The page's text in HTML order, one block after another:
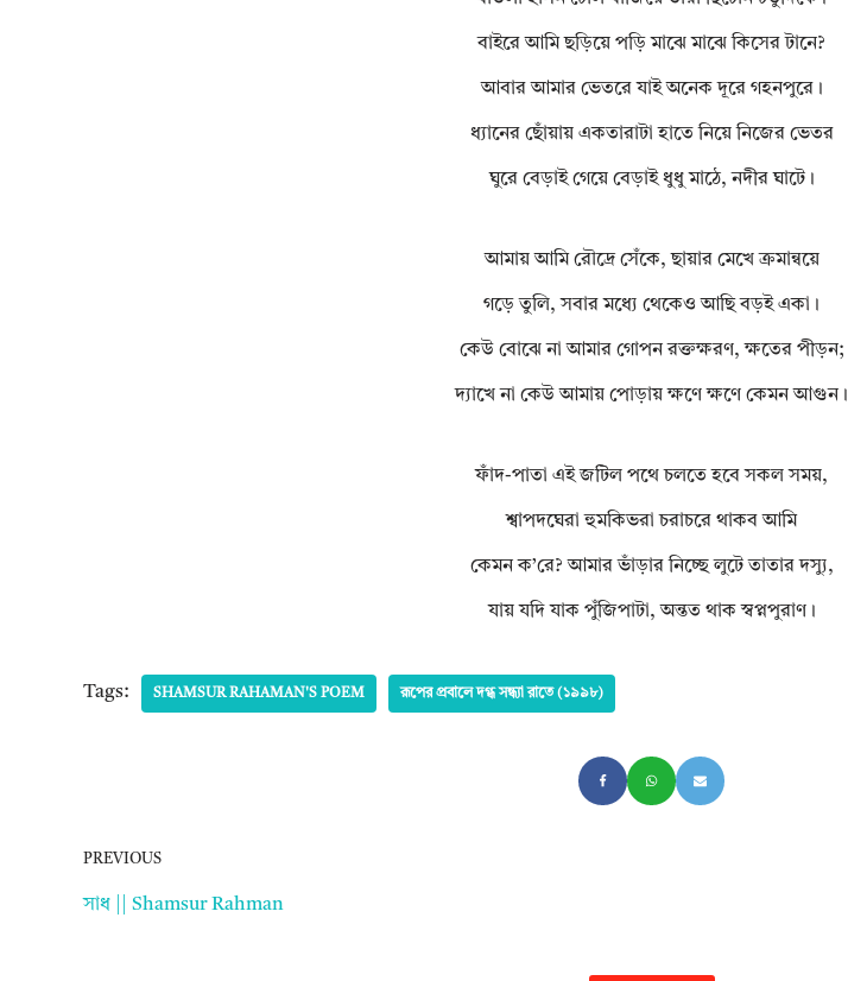
বাইরে আমি ছড়িয়ে পড়ি মাঝে মাঝে কিসের টানে?
আবার আমার ভেতরে যাই অনেক দূরে গহনপুরে।
ধ্যানের ছোঁয়ায় একতারাটা হাতে নিয়ে নিজের ভেতর
ঘুরে বেড়াই গেয়ে বেড়াই ধুধু মাঠে, নদীর ঘাটে।
আমায় আমি রৌদ্রে সেঁকে, ছায়ার মেখে ক্রমান্বয়ে
গড়ে তুলি, সবার মধ্যে থেকেও আছি বড়ই একা।
কেউ বোঝে না আমার গোপন রক্তক্ষরণ, ক্ষতের পীড়ন;
দ্যাখে না কেউ আমায় পোড়ায় ক্ষণে ক্ষণে কেমন আগুন।
ফাঁদ-পাতা এই জটিল পথে চলতে হবে সকল সময়,
শ্বাপদঘেরা হুমকিভরা চরাচরে থাকব আমি
কেমন ক’রে? আমার ভাঁড়ার নিচ্ছে লুটে তাতার দস্যু,
যায় যদি যাক পুঁজিপাটা, অন্তত থাক স্বপ্নপুরাণ।
Tags: SHAMSUR RAHAMAN'S POEM রূপের প্রবালে দগ্ধ সন্ধ্যা রাতে (১৯৯৮)
PREVIOUS
সাধ || Shamsur Rahman